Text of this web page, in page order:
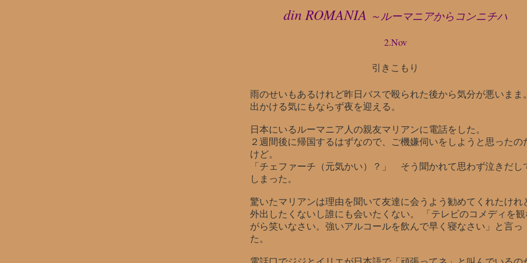
din ROMANIA ～ルーマニアからコンニチハ
2.Nov
引きこもり
雨のせいもあるけれど昨日バスで殴られた後から気分が悪いまま。
出かける気にもならず夜を迎える。
日本にいるルーマニア人の親友マリアンに電話をした。
２週間後に帰国するはずなので、ご機嫌伺いをしようと思ったの
けど。
「チェファーチ（元気かい）？」 そう聞かれて思わず泣きだし
しまった。
驚いたマリアンは理由を聞いて友達に会うよう勧めてくれたけれ
外出したくないし誰にも会いたくない。 「テレビのコメディを観
がら笑いなさい。強いアルコールを飲んで早く寝なさい」と言っ
た。